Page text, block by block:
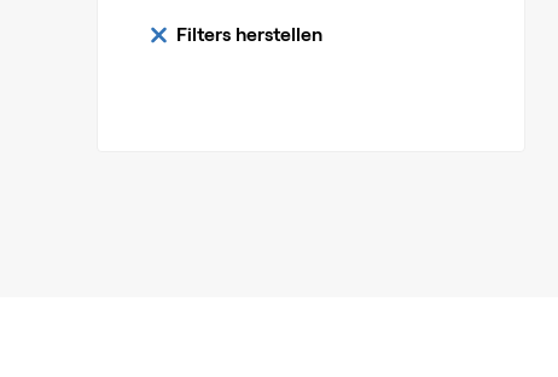
Filters herstellen